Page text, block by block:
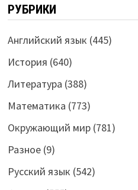
РУБРИКИ
Английский язык (445)
История (640)
Литература (388)
Математика (773)
Окружающий мир(781)
Разное(9)
Русский язык (542)